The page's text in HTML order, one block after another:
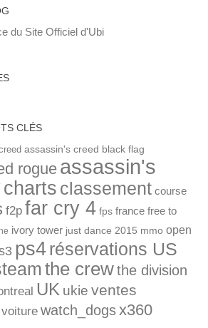
du Site Officiel d'Ubi
CLÉS
assassin's creed black flag
rogue assassin's
charts classement course
f2p far cry 4 fps france free to
ivory tower just dance 2015 mmo open
ps4réservations US
the crewthe division
UK ukie ventes
voiture watch_dogsx360